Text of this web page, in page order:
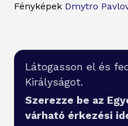
Fényképek Dmytro
Látogasson el és
Királyságot.
Szerezze be az
várható érkezési